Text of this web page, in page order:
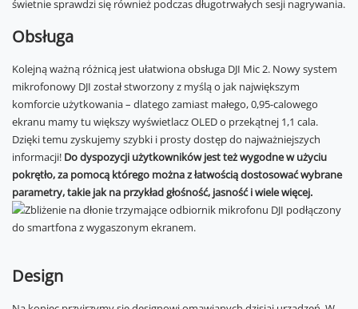
świetnie sprawdzi się również podczas długotrwałych sesji nagrywania.
Obsługa
Kolejną ważną różnicą jest ułatwiona obsługa DJI Mic 2. Nowy system
mikrofonowy DJI został stworzony z myślą o jak największym
komforcie użytkowania – dlatego zamiast małego, 0,95-calowego
ekranu mamy tu większy wyświetlacz OLED o przekątnej 1,1 cala.
Dzięki temu zyskujemy szybki i prosty dostęp do najważniejszych
informacji! Do dyspozycji użytkowników jest też wygodne w użyciu
pokrętło, za pomocą którego można z łatwością dostosować wybrane
parametry, takie jak na przykład głośność, jasność i wiele więcej.
Design